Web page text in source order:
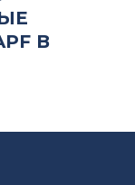
В